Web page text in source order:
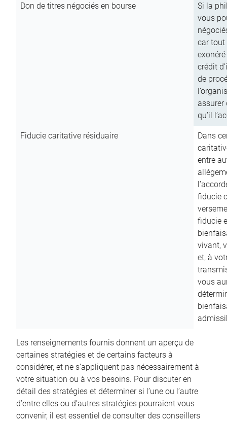
Don de titres négociés en bourse
Si la
vous
car tout
crédit
de
assurer
qu’il
Fiducie caritative résiduaire
Dans
entre
fiducie
fiducie
vivant,
et, à
vous
Les renseignements fournis donnent un aperçu de
certaines stratégies et de certains facteurs à
considérer, et ne s’appliquent pas nécessairement à
votre situation ou à vos besoins. Pour discuter en
détail des stratégies et déterminer si l’une ou l’autre
d’entre elles ou d’autres stratégies pourraient vous
convenir, il est essentiel de consulter des conseillers